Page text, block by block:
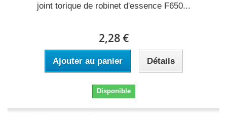
joint torique de robinet d'essence F650...
2,28 €
Ajouter au panier Détails
Disponible